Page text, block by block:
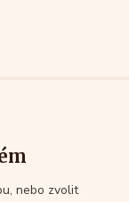
nebo zvolit